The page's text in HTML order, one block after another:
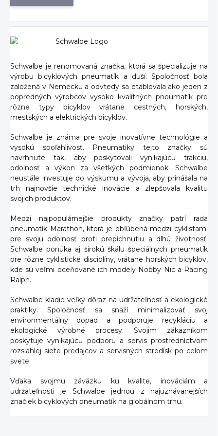
Schwalbe je renomovaná značka, ktorá sa špecializuje na
výrobu bicyklových pneumatík a duší. Spoločnosť bola
založená v Nemecku a odvtedy sa etablovala ako jeden z
popredných výrobcov vysoko kvalitných pneumatík pre
rôzne typy bicyklov vrátane cestných, horských,
mestských a elektrických bicyklov.
Schwalbe je známa pre svoje inovatívne technológie a
vysokú spoľahlivosť. Pneumatiky tejto značky sú
navrhnuté tak, aby poskytovali vynikajúcu trakciu,
odolnosť a výkon za všetkých podmienok. Schwalbe
neustále investuje do výskumu a vývoja, aby prinášala na
trh najnovšie technické inovácie a zlepšovala kvalitu
svojich produktov.
Medzi najpopulárnejšie produkty značky patrí rada
pneumatík Marathon, ktorá je obľúbená medzi cyklistami
pre svoju odolnosť proti prepichnutiu a dlhú životnosť.
Schwalbe ponúka aj širokú škálu špeciálnych pneumatík
pre rôzne cyklistické disciplíny, vrátane horských bicyklov,
kde sú veľmi oceňované ich modely Nobby Nic a Racing
Ralph.
Schwalbe kladie veľký dôraz na udržateľnosť a ekologické
praktiky. Spoločnosť sa snaží minimalizovať svoj
environmentálny dopad a podporuje recykláciu a
ekologické výrobné procesy. Svojim zákazníkom
poskytuje vynikajúcu podporu a servis prostredníctvom
rozsiahlej siete predajcov a servisných stredísk po celom
svete.
Vďaka svojmu záväzku ku kvalite, inováciám a
udržateľnosti je Schwalbe jednou z najuznávanejších
značiek bicyklových pneumatík na globálnom trhu.